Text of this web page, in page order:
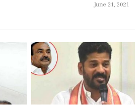
June 21, 2021